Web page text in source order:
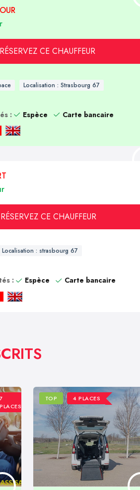
RÉSERVEZ CE CHAUFFEUR
Localisation : Strasbourg 67
:
Espèce
Carte bancaire
RÉSERVEZ CE CHAUFFEUR
Localisation : strasbourg 67
:
Espèce
Carte bancaire
7
PLACES
TOP 4 PLACES